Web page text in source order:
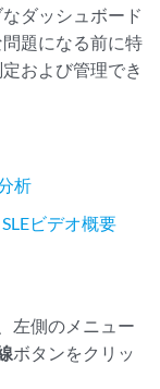
ダッシュボード
題になる前に特
および管理でき
析
ビデオ概要
左側のメニュー
ボタンをクリッ